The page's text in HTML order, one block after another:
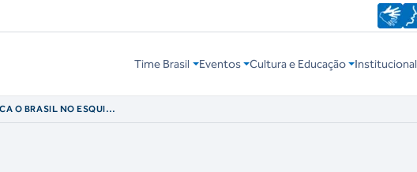
Time Brasil Eventos Cultura e Educação Institucional
O BRASIL NO ESQUI